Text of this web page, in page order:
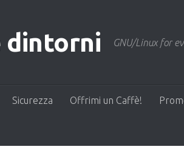
dintorni GNU/Linux for
Sicurezza Offrimi un Caffè!